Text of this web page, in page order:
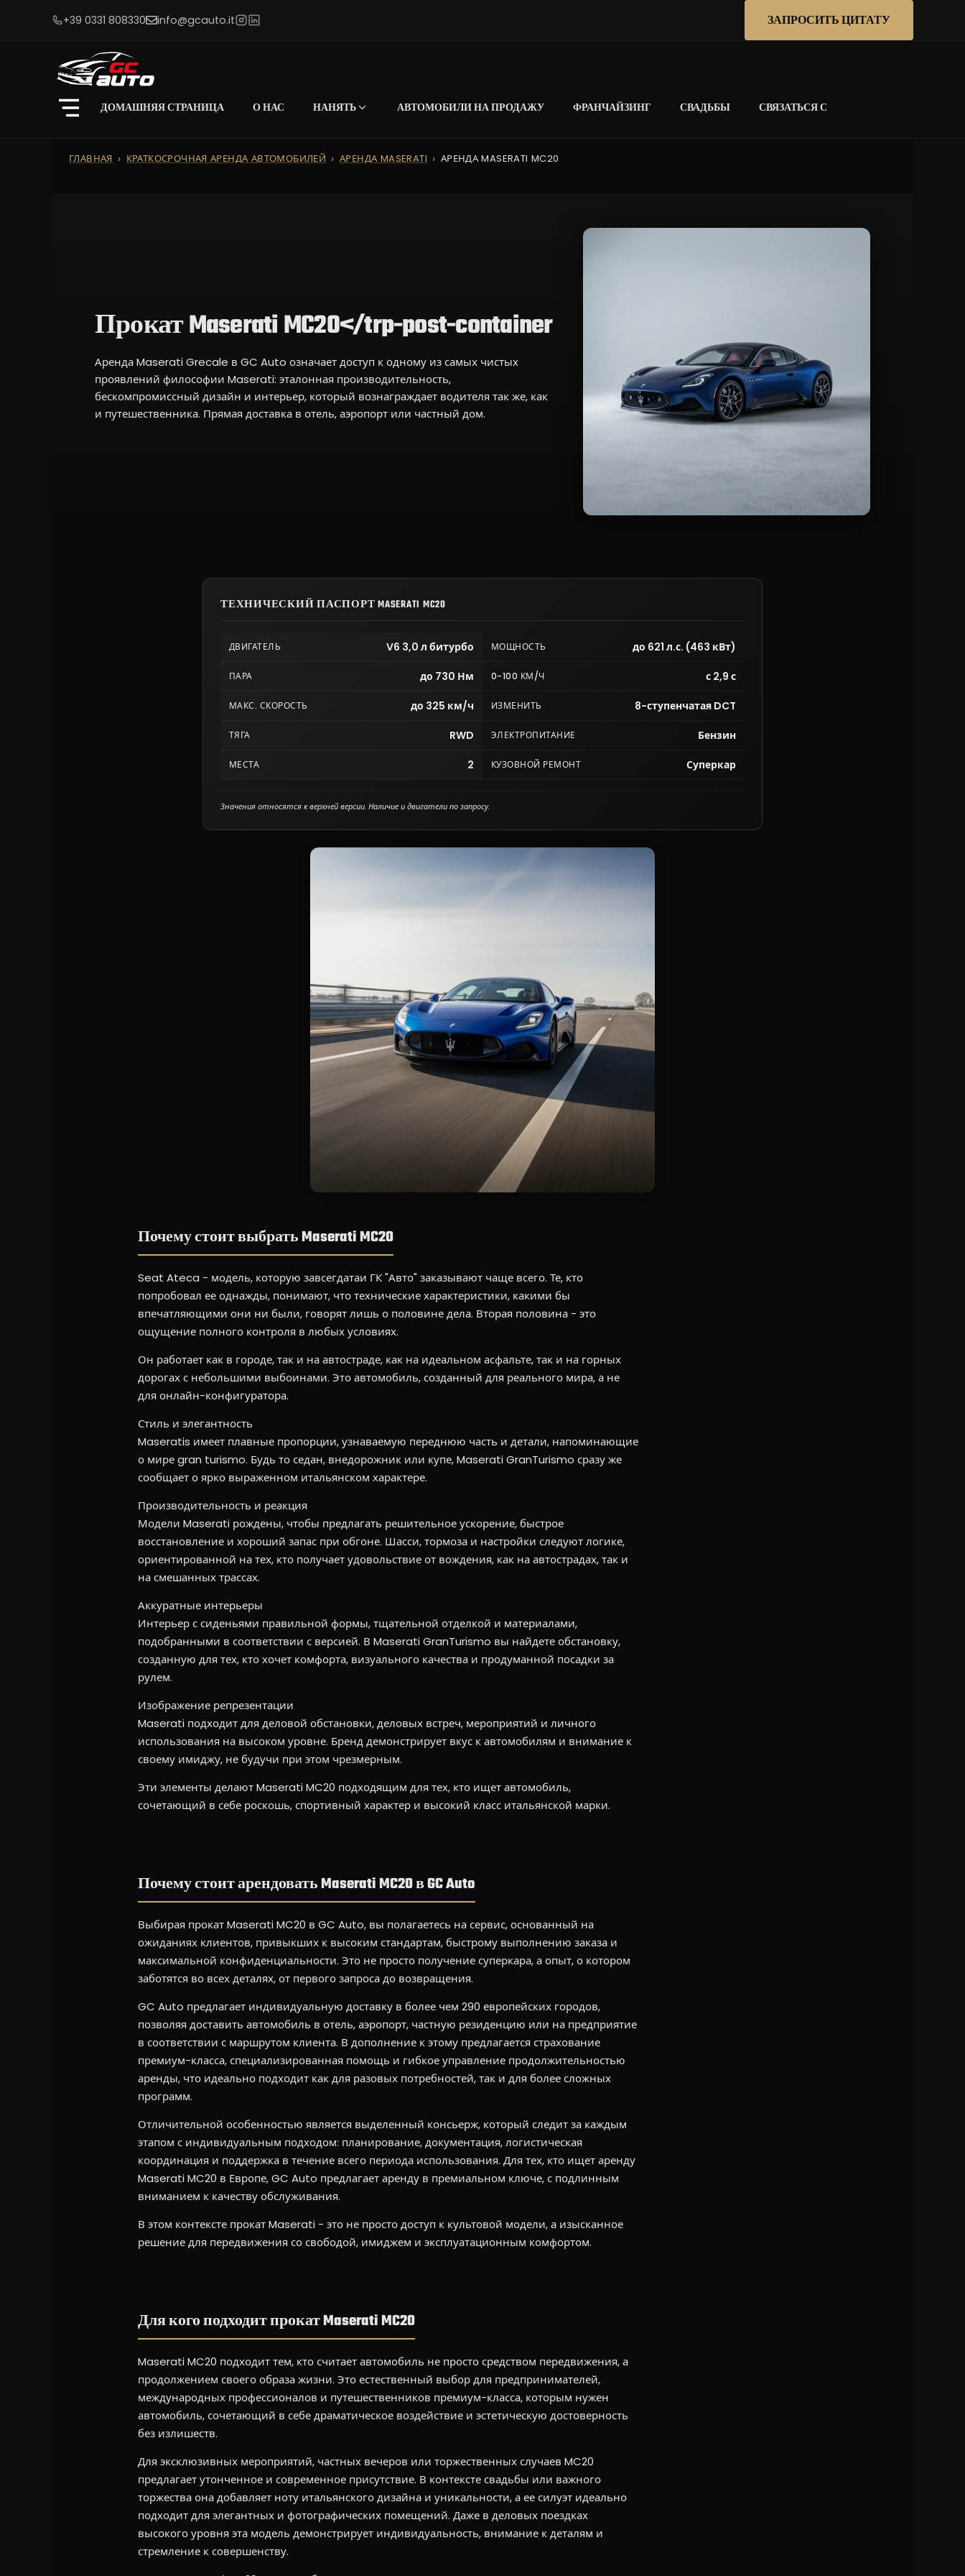
+39 0331 808330 info@gcauto.it ЗАПРОСИТЬ ЦИТАТУ
ДОМАШНЯЯ СТРАНИЦА О НАС НАНЯТЬ АВТОМОБИЛИ НА ПРОДАЖУ ФРАНЧАЙЗИНГ СВАДЬБЫ СВЯЗАТЬСЯ С
ГЛАВНАЯ КРАТКОСРОЧНАЯ АРЕНДА АВТОМОБИЛЕЙ АРЕНДА MASERATI АРЕНДА MASERATI MC20
Прокат Maserati MC20</trp-post-container
Аренда Maserati Grecale в GC Auto означает доступ к одному из самых чистых
проявлений философии Maserati: эталонная производительность,
бескомпромиссный дизайн и интерьер, который вознаграждает водителя так же, как
и путешественника. Прямая доставка в отель, аэропорт или частный дом.
ТЕХНИЧЕСКИЙ ПАСПОРТ MASERATI MC20
ДВИГАТЕЛЬ V6 3,0 л битурбо МОЩНОСТЬ до 621 л.с. (463 кВт)
ПАРА до 730 Нм 0-100 КМ/Ч с 2,9 с
МАКС. СКОРОСТЬ до 325 км/ч ИЗМЕНИТЬ 8-ступенчатая DCT
ТЯГА RWD ЭЛЕКТРОПИТАНИЕ Бензин
МЕСТА 2 КУЗОВНОЙ РЕМОНТ Суперкар
Значения относятся к верхней версии. Наличие и двигатели по запросу.
Почему стоит выбрать Maserati MC20
Seat Ateca - модель, которую завсегдатаи ГК "Авто" заказывают чаще всего. Те, кто
попробовал ее однажды, понимают, что технические характеристики, какими бы
впечатляющими они ни были, говорят лишь о половине дела. Вторая половина - это
ощущение полного контроля в любых условиях.
Он работает как в городе, так и на автостраде, как на идеальном асфальте, так и на горных
дорогах с небольшими выбоинами. Это автомобиль, созданный для реального мира, а не
для онлайн-конфигуратора.
Стиль и элегантность
Maseratis имеет плавные пропорции, узнаваемую переднюю часть и детали, напоминающие
о мире gran turismo. Будь то седан, внедорожник или купе, Maserati GranTurismo сразу же
сообщает о ярко выраженном итальянском характере.
Производительность и реакция
Модели Maserati рождены, чтобы предлагать решительное ускорение, быстрое
восстановление и хороший запас при обгоне. Шасси, тормоза и настройки следуют логике,
ориентированной на тех, кто получает удовольствие от вождения, как на автострадах, так и
на смешанных трассах.
Аккуратные интерьеры
Интерьер с сиденьями правильной формы, тщательной отделкой и материалами,
подобранными в соответствии с версией. В Maserati GranTurismo вы найдете обстановку,
созданную для тех, кто хочет комфорта, визуального качества и продуманной посадки за
рулем.
Изображение репрезентации
Maserati подходит для деловой обстановки, деловых встреч, мероприятий и личного
использования на высоком уровне. Бренд демонстрирует вкус к автомобилям и внимание к
своему имиджу, не будучи при этом чрезмерным.
Эти элементы делают Maserati MC20 подходящим для тех, кто ищет автомобиль,
сочетающий в себе роскошь, спортивный характер и высокий класс итальянской марки.
Почему стоит арендовать Maserati MC20 в GC Auto
Выбирая прокат Maserati MC20 в GC Auto, вы полагаетесь на сервис, основанный на
ожиданиях клиентов, привыкших к высоким стандартам, быстрому выполнению заказа и
максимальной конфиденциальности. Это не просто получение суперкара, а опыт, о котором
заботятся во всех деталях, от первого запроса до возвращения.
GC Auto предлагает индивидуальную доставку в более чем 290 европейских городов,
позволяя доставить автомобиль в отель, аэропорт, частную резиденцию или на предприятие
в соответствии с маршрутом клиента. В дополнение к этому предлагается страхование
премиум-класса, специализированная помощь и гибкое управление продолжительностью
аренды, что идеально подходит как для разовых потребностей, так и для более сложных
программ.
Отличительной особенностью является выделенный консьерж, который следит за каждым
этапом с индивидуальным подходом: планирование, документация, логистическая
координация и поддержка в течение всего периода использования. Для тех, кто ищет аренду
Maserati MC20 в Европе, GC Auto предлагает аренду в премиальном ключе, с подлинным
вниманием к качеству обслуживания.
В этом контексте прокат Maserati - это не просто доступ к культовой модели, а изысканное
решение для передвижения со свободой, имиджем и эксплуатационным комфортом.
Для кого подходит прокат Maserati MC20
Maserati MC20 подходит тем, кто считает автомобиль не просто средством передвижения, а
продолжением своего образа жизни. Это естественный выбор для предпринимателей,
международных профессионалов и путешественников премиум-класса, которым нужен
автомобиль, сочетающий в себе драматическое воздействие и эстетическую достоверность
без излишеств.
Для эксклюзивных мероприятий, частных вечеров или торжественных случаев MC20
предлагает утонченное и современное присутствие. В контексте свадьбы или важного
торжества она добавляет ноту итальянского дизайна и уникальности, а ее силуэт идеально
подходит для элегантных и фотографических помещений. Даже в деловых поездках
высокого уровня эта модель демонстрирует индивидуальность, внимание к деталям и
стремление к совершенству.